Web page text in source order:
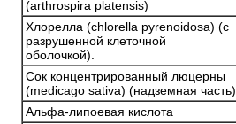
(arthrospira platensis)
Хлорелла (chlorella pyrenoidosa) (с
разрушенной клеточной
оболочкой).
Сок концентрированный люцерны
(medicago sativa) (надземная часть)
Альфа-липоевая кислота